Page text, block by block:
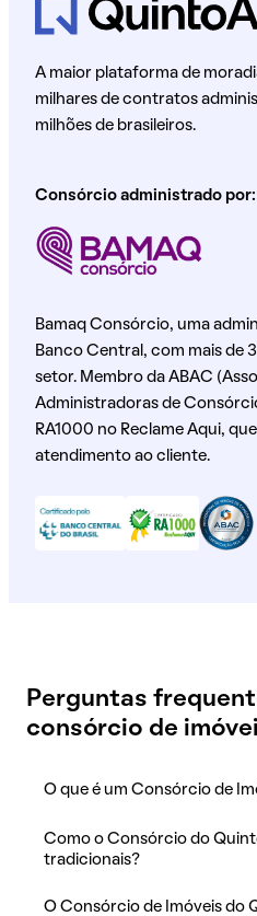
A maior plataforma de
milhares de contratos
milhões de brasileiros.
Consórcio administrado por:
Bamaq Consórcio, uma
Banco Central, com mais de
setor. Membro da ABAC
Administradoras de
RA1000 no Reclame Aqui,
atendimento ao cliente.
Perguntas
consórcio de
O que é um Consórcio de
Como o Consórcio do
tradicionais?
O Consórcio de Imóveis do